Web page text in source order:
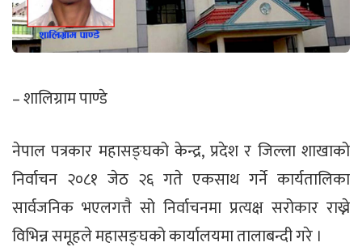
– शालिग्राम पाण्डे
नेपाल पत्रकार महासङ्घको केन्द्र, प्रदेश र जिल्ला शाखाको
निर्वाचन २०८१ जेठ २६ गते एकसाथ गर्ने कार्यतालिका
सार्वजनिक भएलगत्तै सो निर्वाचनमा प्रत्यक्ष सरोकार राख्ने
विभिन्न समूहले महासङ्घको कार्यालयमा तालाबन्दी गरे ।